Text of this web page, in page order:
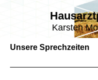
H
Karsten
Unsere Sprechzeiten